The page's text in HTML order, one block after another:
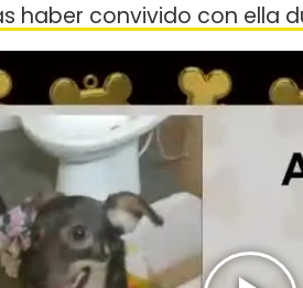
haber convivido con ella